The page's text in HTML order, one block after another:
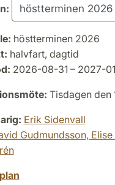
höstterminen 2026
halvfart, dagtid
2026-08-31 – 2027-
Tisdagen den
Erik Sidenvall
Gudmundsson,